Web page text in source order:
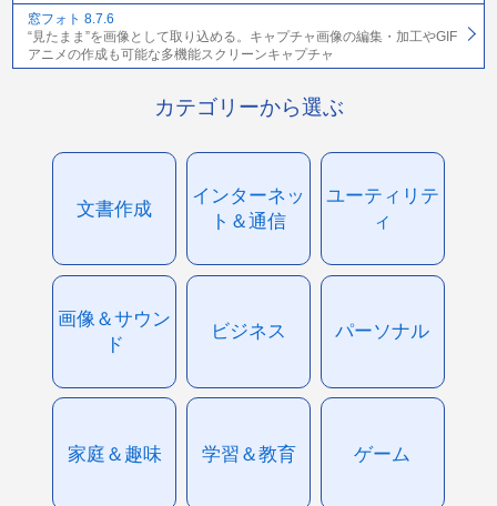
窓フォト 8.7.6
“見たまま”を画像として取り込める。キャプチャ画像の編集・加工やGIF
アニメの作成も可能な多機能スクリーンキャプチャ
カテゴリーから選ぶ
文書作成
インターネッ
ト＆通信
ユーティリテ
ィ
画像＆サウン
ド
ビジネス パーソナル
家庭＆趣味 学習＆教育 ゲーム